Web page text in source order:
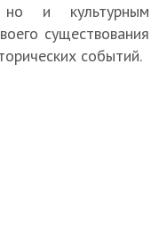
но и культурным
существования
событий.